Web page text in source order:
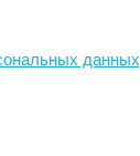
данных